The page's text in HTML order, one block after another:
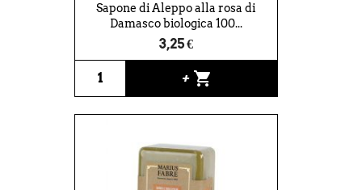
Sapone di Aleppo alla rosa di
Damasco biologica 100...
3,25 €
+ shopping_cart